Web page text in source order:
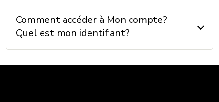
Comment accéder à Mon compte?
Quel est mon identifiant?